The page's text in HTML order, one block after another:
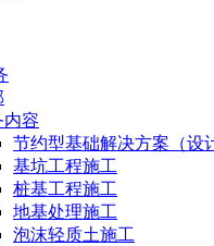
内容
节约型基础解决方案（设
基坑工程施工
桩基工程施工
地基处理施工
泡沫轻质土施工